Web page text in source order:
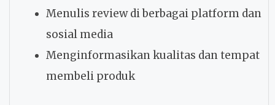
Menulis review di berbagai platform dan
sosial media
Menginformasikan kualitas dan tempat
membeli produk